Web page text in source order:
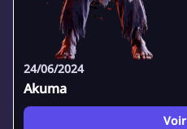
24/06/2024
Akuma
Voir